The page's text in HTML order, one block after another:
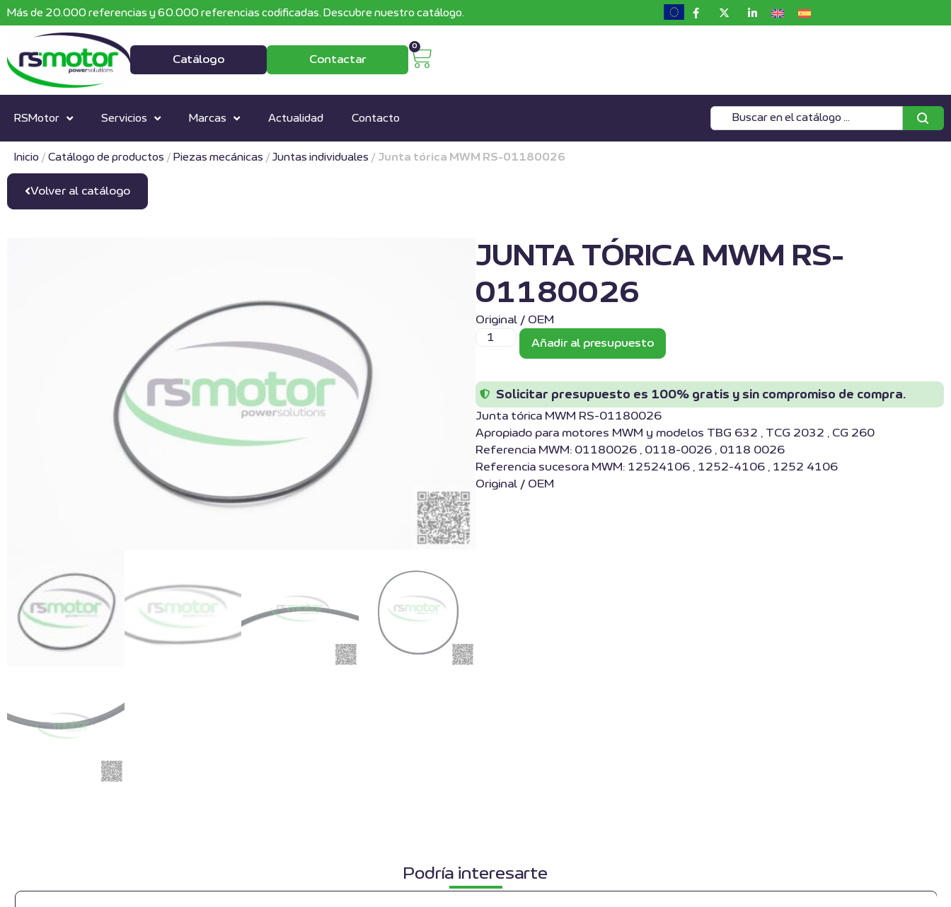
Más de 20.000 referencias y 60.000 referencias codificadas. Descubre nuestro catálogo.
Catálogo Contactar
0
RSMotor Servicios Marcas Actualidad Contacto
Inicio / Catálogo de productos / Piezas mecánicas / Juntas individuales / Junta tórica MWM RS-01180026
Volver al catálogo
JUNTA TÓRICA MWM RS-
01180026
Original / OEM
Añadir al presupuesto
Solicitar presupuesto es 100% gratis y sin compromiso de compra.
Junta tórica MWM RS-01180026
Apropiado para motores MWM y modelos TBG 632 , TCG 2032 , CG 260
Referencia MWM: 01180026 , 0118-0026 , 0118 0026
Referencia sucesora MWM: 12524106 , 1252-4106 , 1252 4106
Original / OEM
Podría interesarte